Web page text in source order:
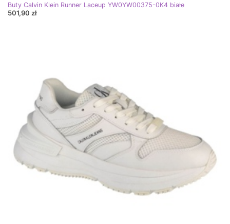
Buty Calvin Klein Runner Laceup YW0YW00375-0K4 białe
501,90 zł